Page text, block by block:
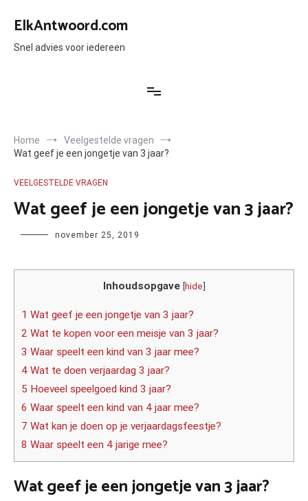
naar
inhoud
ElkAntwoord.com
Snel advies voor iedereen
Home
Veelgestelde vragen
Wat geef je een jongetje van 3 jaar?
VEELGESTELDE VRAGEN
Wat geef je een jongetje van 3 jaar?
Author november 25, 2019
Inhoudsopgave [hide]
1 Wat geef je een jongetje van 3 jaar?
2 Wat te kopen voor een meisje van 3 jaar?
3 Waar speelt een kind van 3 jaar mee?
4 Wat te doen verjaardag 3 jaar?
5 Hoeveel speelgoed kind 3 jaar?
6 Waar speelt een kind van 4 jaar mee?
7 Wat kan je doen op je verjaardagsfeestje?
8 Waar speelt een 4 jarige mee?
Wat geef je een jongetje van 3 jaar?